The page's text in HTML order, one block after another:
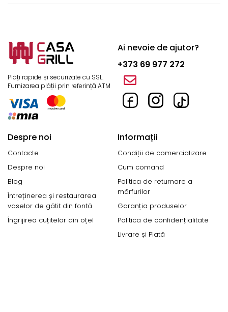
Plăți rapide și securizate cu SSL.
Furnizarea plății prin referință ATM
Ai nevoie de ajutor?
+373 69 977 272
Despre noi
Contacte
Despre noi
Blog
Întreținerea și restaurarea
vaselor de gătit din fontă
Îngrijirea cuțitelor din oțel
Informații
Condiții de comercializare
Cum comand
Politica de returnare a
mărfurilor
Garanția produselor
Politica de confidențialitate
Livrare și Plată